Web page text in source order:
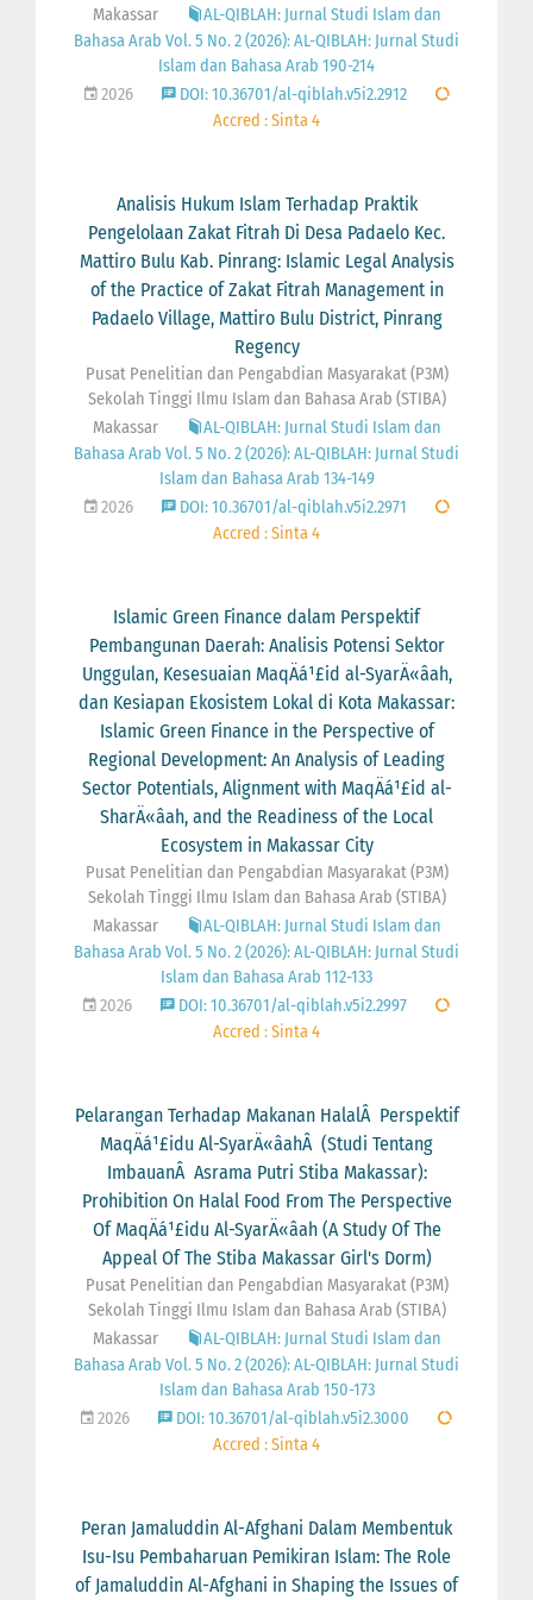
Makassar
AL-QIBLAH: Jurnal Studi Islam dan
Bahasa Arab Vol. 5 No. 2 (2026): AL-QIBLAH: Jurnal Studi
Islam dan Bahasa Arab 190-214
2026
DOI: 10.36701/al-qiblah.v5i2.2912
Accred : Sinta 4
Analisis Hukum Islam Terhadap Praktik
Pengelolaan Zakat Fitrah Di Desa Padaelo Kec.
Mattiro Bulu Kab. Pinrang: Islamic Legal Analysis
of the Practice of Zakat Fitrah Management in
Padaelo Village, Mattiro Bulu District, Pinrang
Regency
Pusat Penelitian dan Pengabdian Masyarakat (P3M)
Sekolah Tinggi Ilmu Islam dan Bahasa Arab (STIBA)
Makassar
AL-QIBLAH: Jurnal Studi Islam dan
Bahasa Arab Vol. 5 No. 2 (2026): AL-QIBLAH: Jurnal Studi
Islam dan Bahasa Arab 134-149
2026
DOI: 10.36701/al-qiblah.v5i2.2971
Accred : Sinta 4
Islamic Green Finance dalam Perspektif
Pembangunan Daerah: Analisis Potensi Sektor
Unggulan, Kesesuaian MaqÄá¹£id al-SyarÄ«âah,
dan Kesiapan Ekosistem Lokal di Kota Makassar:
Islamic Green Finance in the Perspective of
Regional Development: An Analysis of Leading
Sector Potentials, Alignment with MaqÄá¹£id al-
SharÄ«âah, and the Readiness of the Local
Ecosystem in Makassar City
Pusat Penelitian dan Pengabdian Masyarakat (P3M)
Sekolah Tinggi Ilmu Islam dan Bahasa Arab (STIBA)
Makassar
AL-QIBLAH: Jurnal Studi Islam dan
Bahasa Arab Vol. 5 No. 2 (2026): AL-QIBLAH: Jurnal Studi
Islam dan Bahasa Arab 112-133
2026
DOI: 10.36701/al-qiblah.v5i2.2997
Accred : Sinta 4
Pelarangan Terhadap Makanan HalalÂ Perspektif
MaqÄá¹£idu Al-SyarÄ«âahÂ (Studi Tentang
ImbauanÂ Asrama Putri Stiba Makassar):
Prohibition On Halal Food From The Perspective
Of MaqÄá¹£idu Al-SyarÄ«âah (A Study Of The
Appeal Of The Stiba Makassar Girl's Dorm)
Pusat Penelitian dan Pengabdian Masyarakat (P3M)
Sekolah Tinggi Ilmu Islam dan Bahasa Arab (STIBA)
Makassar
AL-QIBLAH: Jurnal Studi Islam dan
Bahasa Arab Vol. 5 No. 2 (2026): AL-QIBLAH: Jurnal Studi
Islam dan Bahasa Arab 150-173
2026
DOI: 10.36701/al-qiblah.v5i2.3000
Accred : Sinta 4
Peran Jamaluddin Al-Afghani Dalam Membentuk
Isu-Isu Pembaharuan Pemikiran Islam: The Role
of Jamaluddin Al-Afghani in Shaping the Issues of